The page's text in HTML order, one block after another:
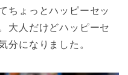
ちょっとハッピーセッ
大人だけどハッピーセ
分になりました。